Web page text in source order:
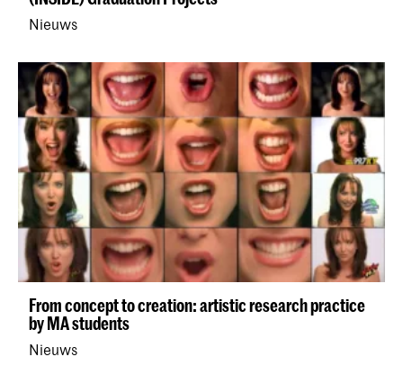
Nieuws
From concept to creation: artistic research practice
by MA students
Nieuws